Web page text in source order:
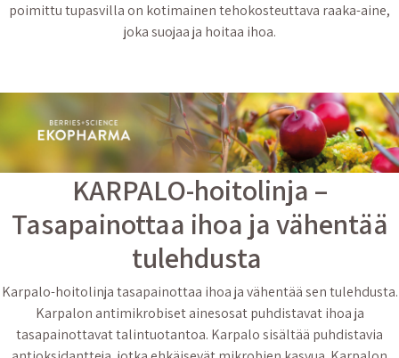
poimittu tupasvilla on kotimainen tehokosteuttava raaka-aine,
joka suojaa ja hoitaa ihoa.
KARPALO-hoitolinja –
Tasapainottaa ihoa ja vähentää
tulehdusta
Karpalo-hoitolinja tasapainottaa ihoa ja vähentää sen tulehdusta.
Karpalon antimikrobiset ainesosat puhdistavat ihoa ja
tasapainottavat talintuotantoa. Karpalo sisältää puhdistavia